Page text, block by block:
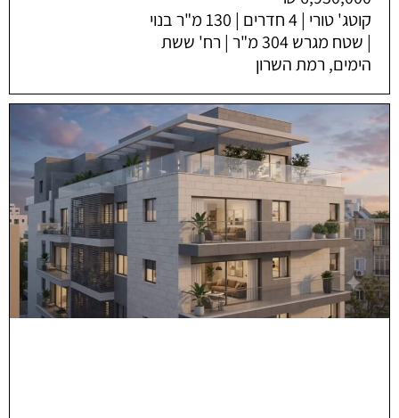
קוטג' טורי | 4 חדרים | 130 מ"ר בנוי
| שטח מגרש 304 מ"ר | רח' ששת
הימים, רמת השרון